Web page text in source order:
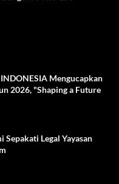
Mengucapkan
2026, "Shaping a Future
Sepakati Legal Yayasan